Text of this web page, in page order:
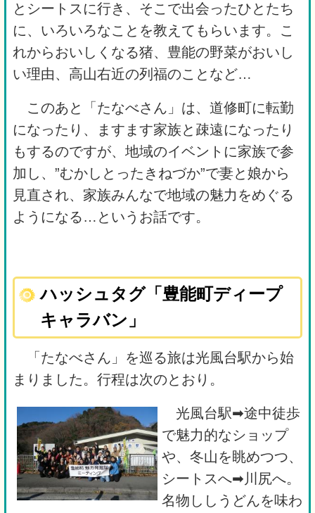
とシートスに行き、そこで出会ったひとたち
に、いろいろなことを教えてもらいます。こ
れからおいしくなる猪、豊能の野菜がおいし
い理由、高山右近の列福のことなど…
このあと「たなべさん」は、道修町に転勤
になったり、ますます家族と疎遠になったり
もするのですが、地域のイベントに家族で参
加し、”むかしとったきねづか”で妻と娘から
見直され、家族みんなで地域の魅力をめぐる
ようになる…というお話です。
ハッシュタグ「豊能町ディープ
キャラバン」
「たなべさん」を巡る旅は光風台駅から始
まりました。行程は次のとおり。
光風台駅➡途中徒歩
で魅力的なショップ
や、冬山を眺めつつ、
シートスへ➡川尻へ。
名物ししうどんを味わ